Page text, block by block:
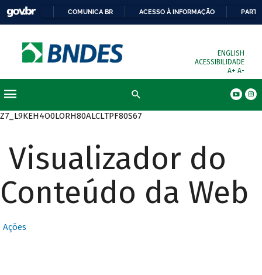
COMUNICA BR ACESSO À INFORMAÇÃO
ENGLISH
ACESSIBILIDADE
A+ A-
Z7_L9KEH4O0LORH80ALCLTPF80S67
Visualizador do
Conteúdo da Web
Ações